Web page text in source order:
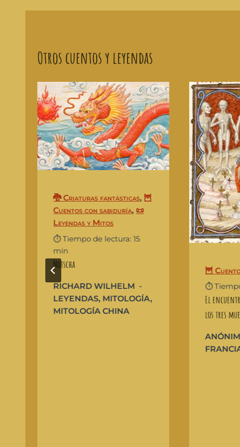
Otros cuentos y leyendas
🐉 Criaturas fantásticas, 🦉
Cuentos con sabiduría, 📜
Leyendas y Mitos
⏱️ Tiempo de lectura: 15
min
Notscha
RICHARD WILHELM
LEYENDAS, MITOLOGÍA,
MITOLOGÍA CHINA
🦉
⏱️
El
los tres